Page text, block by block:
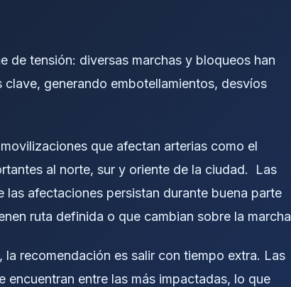
de tensión: diversas marchas y bloqueos han
generando embotellamientos, desvíos
que afectan arterias como el
al norte, sur y oriente de la ciudad. Las
afectaciones persistan durante buena parte
ruta definida o que cambian sobre la
recomendación es salir con tiempo extra. Las
entre las más impactadas, lo que